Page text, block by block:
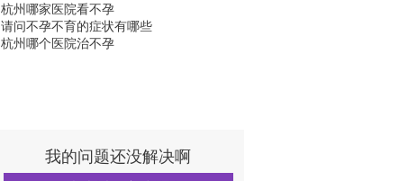
杭州哪家医院看不孕
请问不孕不育的症状有哪些
杭州哪个医院治不孕
我的问题还没解决啊